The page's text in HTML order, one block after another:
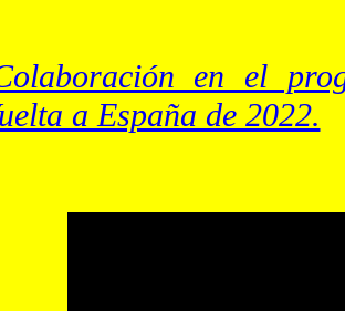
en el
a España de 2022.